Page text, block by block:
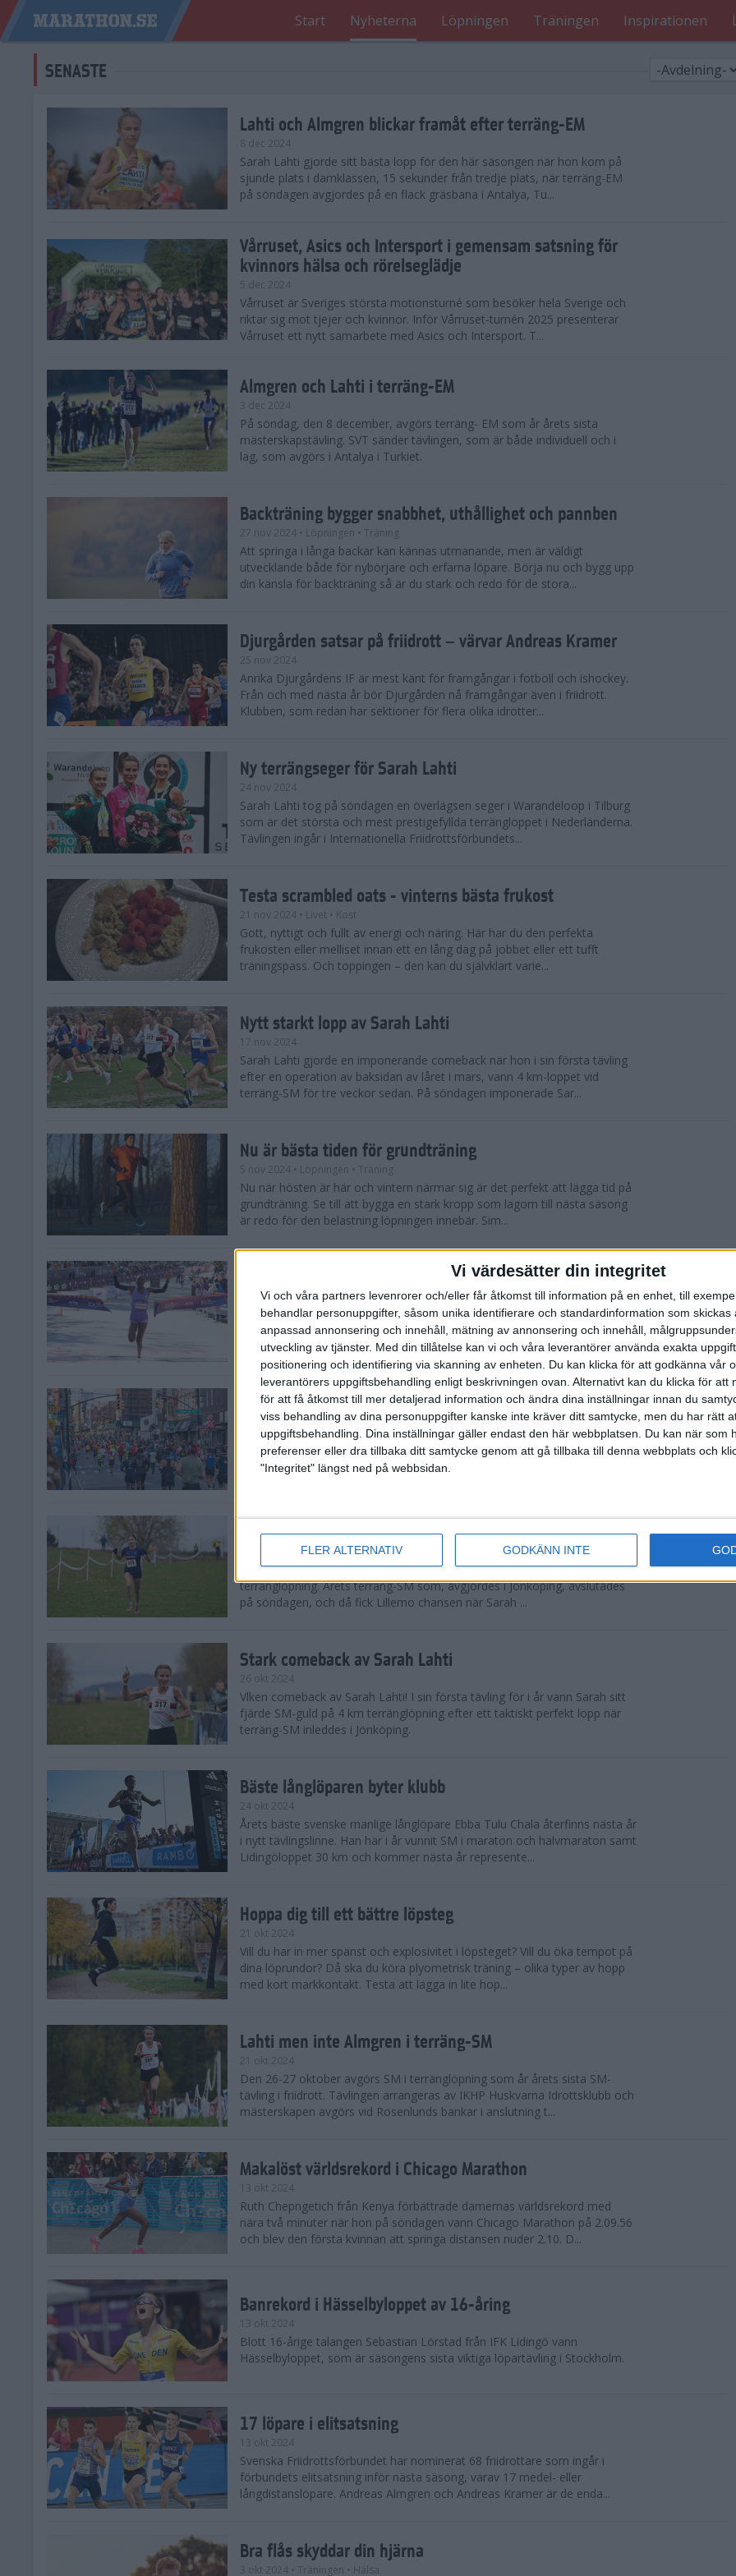
Vi värdesätter din integritet
Vi och våra partners levenrorer och/eller får åtkomst till information på en enhet, till
behandlar personuppgifter, såsom unika identifierare och standardinformation som skickas
anpassad annonsering och innehåll, mätning av annonsering och innehåll,
utveckling av tjänster. Med din tillåtelse kan vi och våra leverantörer använda exakta
positionering och identifiering via skanning av enheten. Du kan klicka för att godkänna vår
leverantörers uppgiftsbehandling enligt beskrivningen ovan. Alternativt kan du klicka för att
för att få åtkomst till mer detaljerad information och ändra dina inställningar innan du
viss behandling av dina personuppgifter kanske inte kräver ditt samtycke, men du har rätt
uppgiftsbehandling. Dina inställningar gäller endast den här webbplatsen. Du kan när som
preferenser eller dra tillbaka ditt samtycke genom att gå tillbaka till denna webbplats och
"Integritet" längst ned på webbsidan.
FLER ALTERNATIV GODKÄNN INTE
Start Nyheterna Löpningen Träningen Inspirationen
SENASTE
Lahti och Almgren blickar framåt efter terräng-EM
8 dec 2024
Sarah Lahti gjorde sitt bästa lopp för den här säsongen när hon kom på
sjunde plats i damklassen, 15 sekunder från tredje plats, när terräng-EM
på söndagen avgjordes på en flack gräsbana i Antalya, Tu...
Vårruset, Asics och Intersport i gemensam satsning för
kvinnors hälsa och rörelseglädje
5 dec 2024
Vårruset är Sveriges största motionsturné som besöker hela Sverige och
riktar sig mot tjejer och kvinnor. Inför Vårruset-turnén 2025 presenterar
Vårruset ett nytt samarbete med Asics och Intersport. T...
Almgren och Lahti i terräng-EM
3 dec 2024
På söndag, den 8 december, avgörs terräng- EM som år årets sista
mästerskapstävling. SVT sänder tävlingen, som är både individuell och i
lag, som avgörs i Antalya i Turkiet.
Backträning bygger snabbhet, uthållighet och pannben
27 nov 2024 • Löpningen • Träning
Att springa i långa backar kan kännas utmanande, men är väldigt
utvecklande både för nybörjare och erfarna löpare. Börja nu och bygg upp
din känsla för backträning så är du stark och redo för de stora...
Djurgården satsar på friidrott – värvar Andreas Kramer
25 nov 2024
Anrika Djurgårdens IF är mest känt för framgångar i fotboll och ishockey.
Från och med nästa år bör Djurgården nå framgångar även i friidrott.
Klubben, som redan har sektioner för flera olika idrotter...
Ny terrängseger för Sarah Lahti
24 nov 2024
Sarah Lahti tog på söndagen en överlägsen seger i Warandeloop i Tilburg
som är det största och mest prestigefyllda terrängloppet i Nederländerna.
Tävlingen ingår i Internationella Friidrottsförbundets...
Testa scrambled oats - vinterns bästa frukost
21 nov 2024 • Livet • Kost
Gott, nyttigt och fullt av energi och näring. Här har du den perfekta
frukosten eller melliset innan ett en lång dag på jobbet eller ett tufft
träningspass. Och toppingen – den kan du självklart varie...
Nytt starkt lopp av Sarah Lahti
17 nov 2024
Sarah Lahti gjorde en imponerande comeback när hon i sin första tävling
efter en operation av baksidan av låret i mars, vann 4 km-loppet vid
terräng-SM för tre veckor sedan. På söndagen imponerade Sar...
Nu är bästa tiden för grundträning
5 nov 2024 • Löpningen • Träning
Nu när hösten är här och vintern närmar sig är det perfekt att lägga tid på
grundträning. Se till att bygga en stark kropp som lagom till nästa säsong
är redo för den belastning löpningen innebär. Sim...
Nya vinnare i New York City Marathon
3 nov 2024
Efter tuffa spurtstrider blev det nya vinnare i både herr- och damklassen i
världens ledande marathonlopp TCS New York City Marathon som
avgjordes på söndagen i skönt löparväder med solsken, cirka 12 ...
Historien om New York City Marathon
29 okt 2024
Söndagen den 3 november, avgjordes världens mest kända maratonlopp
TCS New York City Marathon, ett lopp som samlar cirka 50 000 deltagare
från hela världen, därav omkring 300 från Sverige.
Äntligen SM-guld för Lillemo
I regnväder fick äntligen Emilia Lillemo vinna ett SM-guld i seniorklassen i
terränglöpning. Årets terräng-SM som, avgjordes i Jönköping, avslutades
på söndagen, och då fick Lillemo chansen när Sarah ...
Stark comeback av Sarah Lahti
26 okt 2024
Vlken comeback av Sarah Lahti! I sin första tävling för i år vann Sarah sitt
fjärde SM-guld på 4 km terränglöpning efter ett taktiskt perfekt lopp när
terräng-SM inleddes i Jönköping.
Bäste långlöparen byter klubb
24 okt 2024
Årets bäste svenske manlige långlöpare Ebba Tulu Chala återfinns nästa år
i nytt tävlingslinne. Han har i år vunnit SM i maraton och halvmaraton samt
Lidingöloppet 30 km och kommer nästa år represente...
Hoppa dig till ett bättre löpsteg
21 okt 2024
Vill du har in mer spänst och explosivitet i löpsteget? Vill du öka tempot på
dina löprundor? Då ska du köra plyometrisk träning – olika typer av hopp
med kort markkontakt. Testa att lägga in lite hop...
Lahti men inte Almgren i terräng-SM
21 okt 2024
Den 26-27 oktober avgörs SM i terränglöpning som år årets sista SM-
tävling i friidrott. Tävlingen arrangeras av IKHP Huskvarna Idrottsklubb och
mästerskapen avgörs vid Rosenlunds bankar i anslutning t...
Makalöst världsrekord i Chicago Marathon
13 okt 2024
Ruth Chepngetich från Kenya förbättrade damernas världsrekord med
nära två minuter när hon på söndagen vann Chicago Marathon på 2.09.56
och blev den första kvinnan att springa distansen nuder 2.10. D...
Banrekord i Hässelbyloppet av 16-åring
13 okt 2024
Blott 16-årige talangen Sebastian Lörstad från IFK Lidingö vann
Hässelbyloppet, som är säsongens sista viktiga löpartävling i Stockholm.
17 löpare i elitsatsning
13 okt 2024
Svenska Friidrottsförbundet har nominerat 68 friidrottare som ingår i
förbundets elitsatsning inför nästa säsong, varav 17 medel- eller
långdistanslöpare. Andreas Almgren och Andreas Kramer är de enda...
Bra flås skyddar din hjärna
3 okt 2024 • Träningen • Hälsa